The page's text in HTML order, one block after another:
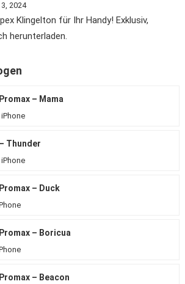
2024
Klingelton für Ihr Handy! Exklusiv,
herunterladen.
– Mama
iPhone
Thunder
iPhone
– Duck
– Boricua
– Beacon